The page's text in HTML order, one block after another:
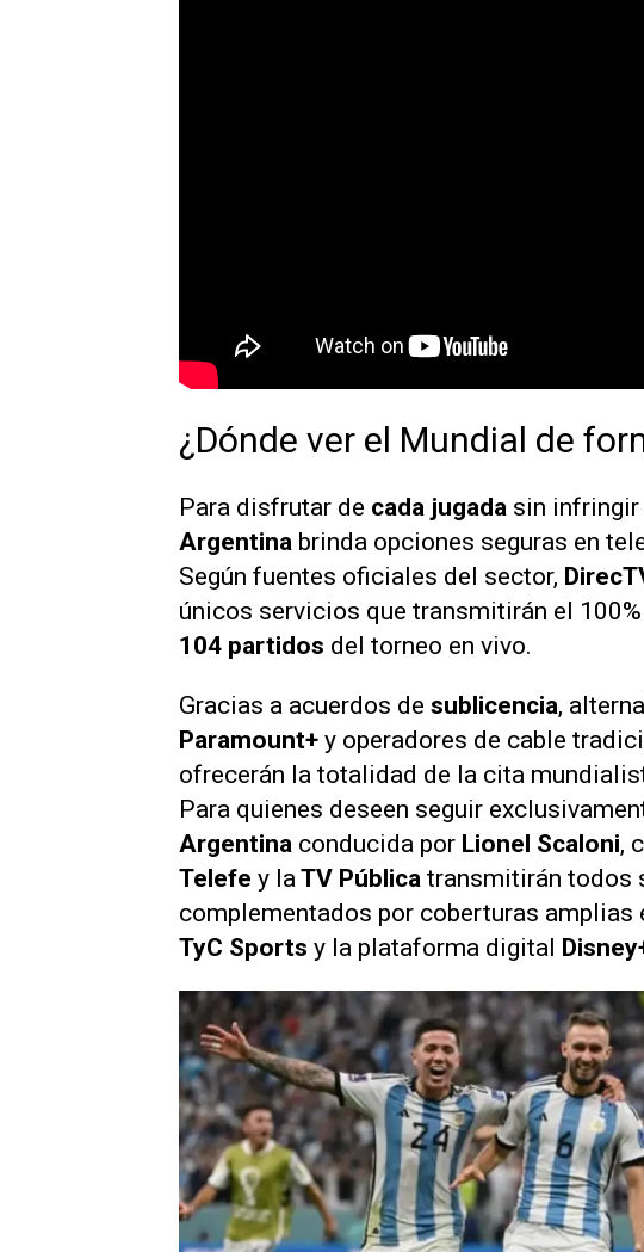
¿Dónde ver el Mundial de
Para disfrutar de cada jugada sin infringir
Argentina brinda opciones seguras en
Según fuentes oficiales del sector,
únicos servicios que transmitirán el
104 partidos del torneo en vivo.
Gracias a acuerdos de sublicencia,
Paramount+ y operadores de cable
ofrecerán la totalidad de la cita
Para quienes deseen seguir
Argentina conducida por Lionel Scaloni,
Telefe y laTV Pública transmitirán todos
complementados por coberturas amplias
TyC Sports y la plataforma digital